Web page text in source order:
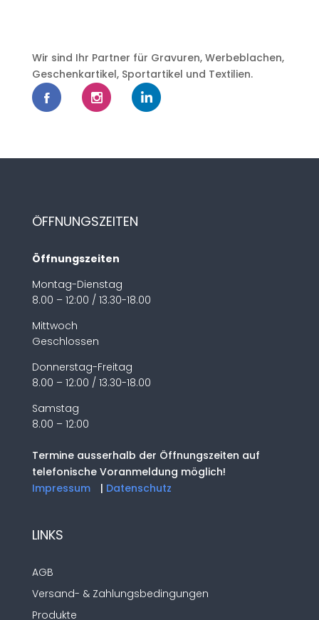
Wir sind Ihr Partner für Gravuren, Werbeblachen,
Geschenkartikel, Sportartikel und Textilien.
ÖFFNUNGSZEITEN
Öffnungszeiten
Montag-Dienstag
8.00 – 12:00 / 13.30-18.00
Mittwoch
Geschlossen
Donnerstag-Freitag
8.00 – 12:00 / 13.30-18.00
Samstag
8.00 – 12:00
Termine ausserhalb der Öffnungszeiten auf
telefonische Voranmeldung möglich!
Impressum
| Datenschutz
LINKS
AGB
Versand- & Zahlungsbedingungen
Produkte